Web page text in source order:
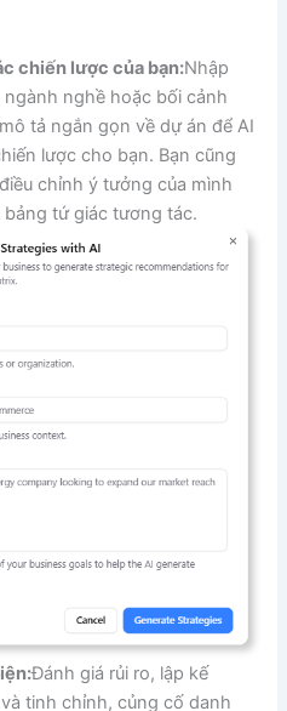
chiến lược của bạn:Nhập
nghề hoặc bối cảnh
tả ngắn gọn về dự án để AI
lược cho bạn. Bạn cũng
chỉnh ý tưởng của mình
tứ giác tương tác.
Đánh giá rủi ro, lập kế
tinh chỉnh, củng cố danh